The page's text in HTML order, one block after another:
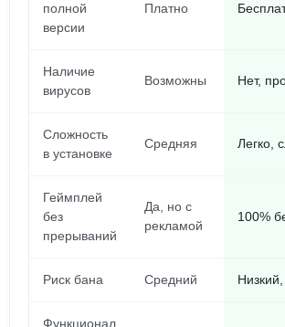
полной
версии
Платно
Наличие
вирусов
Возможны Нет,
Сложность
в установке
Средняя Легко,
Геймплей
без
прерываний
Да, но с
рекламой
100%
Риск бана Средний
Функционал